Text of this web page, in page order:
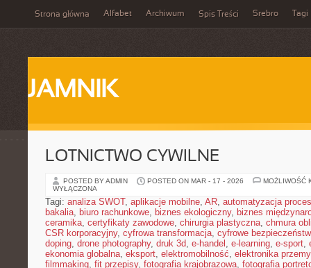
Strona główna Alfabet Archiwum Spis Treści Srebro Tagi
JAMNIK
LOTNICTWO CYWILNE
POSTED BY ADMIN POSTED ON MAR - 17 - 2026
MOŻLIWOŚĆ
WYŁĄCZONA
Tagi: analiza SWOT, aplikacje mobilne, AR, automatyzacja
bakalia, biuro rachunkowe, biznes ekologiczny, biznes
ceramika, certyfikaty zawodowe, chirurgia plastyczna, chmura
CSR korporacyjny, cyfrowa transformacja, cyfrowe
doping, drone photography, druk 3d, e-handel , e-learning, e-sport,
ekonomia globalna, eksport, elektromobilność, elektronika
filmmaking, fit przepisy, fotografia krajobrazowa, fotografia